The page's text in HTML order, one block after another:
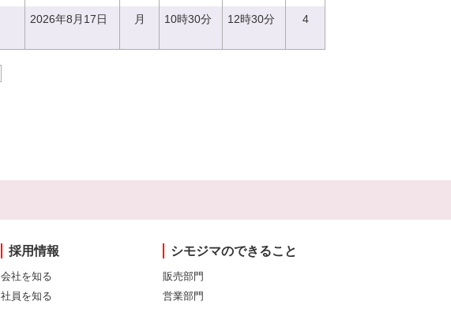
2026年8月17日 月 10時30分 12時30分 4
採用情報
会社を知る
社員を知る
シモジマのできること
販売部門
営業部門